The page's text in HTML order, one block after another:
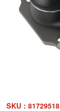
SKU：81729518